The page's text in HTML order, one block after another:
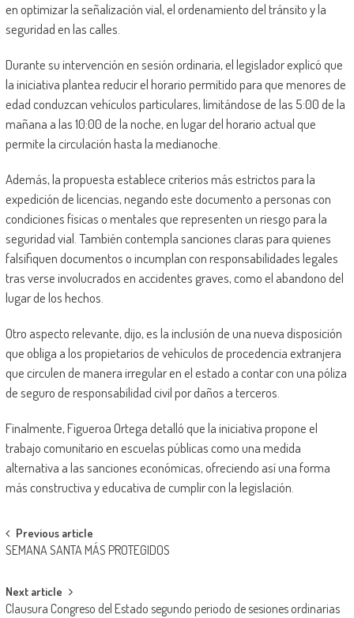
en optimizar la señalización vial, el ordenamiento del tránsito y la
seguridad en las calles.
Durante su intervención en sesión ordinaria, el legislador explicó que
la iniciativa plantea reducir el horario permitido para que menores de
edad conduzcan vehículos particulares, limitándose de las 5:00 de la
mañana a las 10:00 de la noche, en lugar del horario actual que
permite la circulación hasta la medianoche.
Además, la propuesta establece criterios más estrictos para la
expedición de licencias, negando este documento a personas con
condiciones físicas o mentales que representen un riesgo para la
seguridad vial. También contempla sanciones claras para quienes
falsifiquen documentos o incumplan con responsabilidades legales
tras verse involucrados en accidentes graves, como el abandono del
lugar de los hechos.
Otro aspecto relevante, dijo, es la inclusión de una nueva disposición
que obliga a los propietarios de vehículos de procedencia extranjera
que circulen de manera irregular en el estado a contar con una póliza
de seguro de responsabilidad civil por daños a terceros.
Finalmente, Figueroa Ortega detalló que la iniciativa propone el
trabajo comunitario en escuelas públicas como una medida
alternativa a las sanciones económicas, ofreciendo así una forma
más constructiva y educativa de cumplir con la legislación.
Post
navigation
Previous article
SEMANA SANTA MÁS PROTEGIDOS
Next article
Clausura Congreso del Estado segundo periodo de sesiones ordinarias